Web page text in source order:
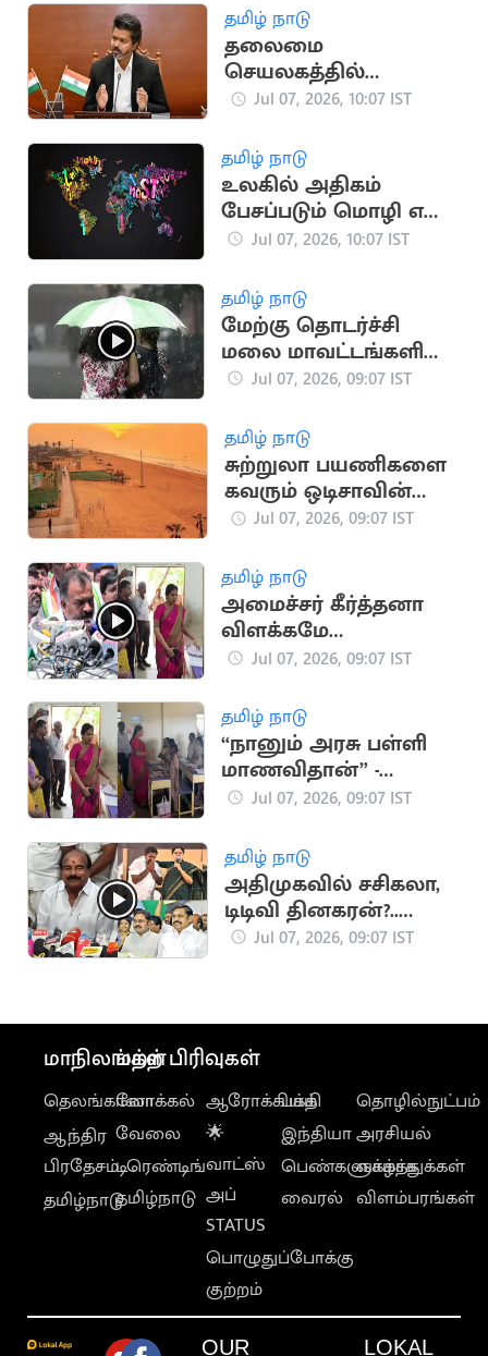
தமிழ் நாடு
தலைமை
செயலகத்தில்
தமிழ்நாடு பட்ஜெட்
முதலமைச்சர் விஜய்
ஆலோசனை
Jul 07, 2026, 10:07 IST
தமிழ் நாடு
உலகில் அதிகம்
பேசப்படும் மொழி எது
தெரியுமா?
Jul 07, 2026, 10:07 IST
தமிழ் நாடு
மேற்கு தொடர்ச்சி
மலை மாவட்டங்களில்
இடி, மின்னலுடன்
Jul 07, 2026, 09:07 IST
தமிழ் நாடு
சுற்றுலா பயணிகளை
கவரும் ஒடிசாவின்
புகழ்பெற்ற தங்க
Jul 07, 2026, 09:07 IST
தமிழ் நாடு
அமைச்சர் கீர்த்தனா
விளக்கமே
போதுமானது:
Jul 07, 2026, 09:07 IST
தமிழ் நாடு
“நானும் அரசு பள்ளி
மாணவிதான்” -
அமைச்சர் கீர்த்தனா
Jul 07, 2026, 09:07 IST
தமிழ் நாடு
அதிமுகவில் சசிகலா,
டிடிவி தினகரன்?..
கே.சி.கருப்பணன்
Jul 07, 2026, 09:07 IST
மாநிலங்கள்
தெலங்கானா
ஆந்திர
பிரதேசம்
தமிழ்நாடு
மற்ற பிரிவுகள்
லோக்கல்
வேலை
டிரெண்டிங்
தமிழ்நாடு
ஆரோக்கியம்
🌟
வாட்ஸ்
அப்
STATUS
பொழுதுப்போக்கு
குற்றம்
பக்தி
இந்தியா
பெண்களுக்காக
வைரல்
தொழில்நுட்பம்
அரசியல்
வாழ்த்துக்கள்
விளம்பரங்கள்
OUR LOKAL